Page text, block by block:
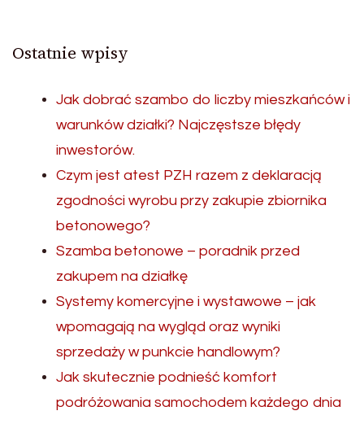
Ostatnie wpisy
Jak dobrać szambo do liczby mieszkańców i
warunków działki? Najczęstsze błędy
inwestorów.
Czym jest atest PZH razem z deklaracją
zgodności wyrobu przy zakupie zbiornika
betonowego?
Szamba betonowe – poradnik przed
zakupem na działkę
Systemy komercyjne i wystawowe – jak
wpomagają na wygląd oraz wyniki
sprzedaży w punkcie handlowym?
Jak skutecznie podnieść komfort
podróżowania samochodem każdego dnia